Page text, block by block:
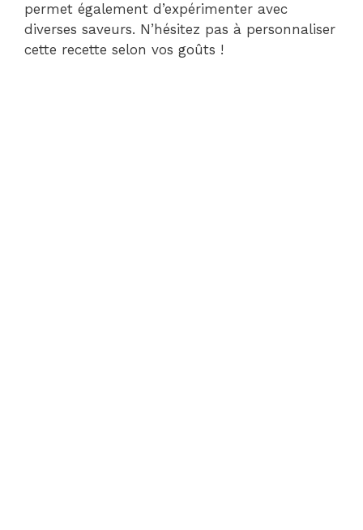
permet également d’expérimenter avec
diverses saveurs. N’hésitez pas à personnaliser
cette recette selon vos goûts !